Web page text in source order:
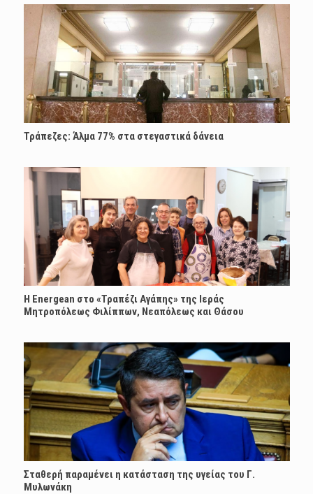
Τράπεζες: Άλμα 77% στα στεγαστικά δάνεια
H Energean στο «Τραπέζι Αγάπης» της Ιεράς
Μητροπόλεως Φιλίππων, Νεαπόλεως και Θάσου
Σταθερή παραμένει η κατάσταση της υγείας του Γ.
Μυλωνάκη